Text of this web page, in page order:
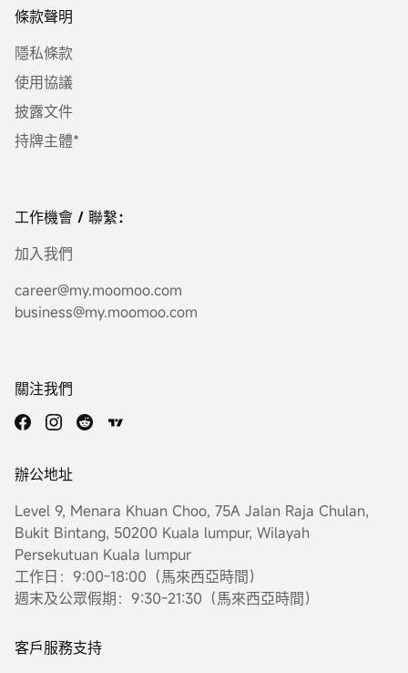
條款聲明
隱私條款
使用協議
披露文件
持牌主體*
工作機會 / 聯繫：
加入我們
career@my.moomoo.com
business@my.moomoo.com
關注我們
辦公地址
Level 9, Menara Khuan Choo, 75A Jalan Raja Chulan,
Bukit Bintang, 50200 Kuala lumpur, Wilayah
Persekutuan Kuala lumpur
工作日：9:00-18:00（馬來西亞時間）
週末及公眾假期：9:30-21:30（馬來西亞時間）
客戶服務支持